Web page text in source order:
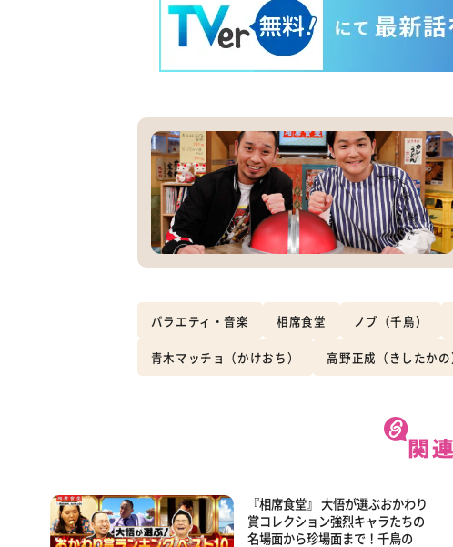
バラエティ・音楽 相席食堂 ノブ（千鳥）
青木マッチョ（かけおち） 高野正成（きしたかの
『相席食堂』 大悟が選ぶおかわり
賞コレクション強烈キャラたちの
名場面から珍場面まで！千鳥の